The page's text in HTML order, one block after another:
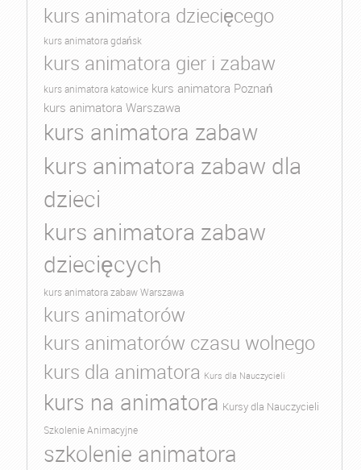
kurs animatora dziecięcego
kurs animatora gdańsk
kurs animatora gier i zabaw
kurs animatora katowice kurs animatora Poznań
kurs animatora Warszawa
kurs animatora zabaw
kurs animatora zabaw dla
dzieci
kurs animatora zabaw
dziecięcych
kurs animatora zabaw Warszawa
kurs animatorów
kurs animatorów czasu wolnego
kurs dla animatora Kurs dla Nauczycieli
kurs na animatora Kursy dla Nauczycieli
Szkolenie Animacyjne
szkolenie animatora